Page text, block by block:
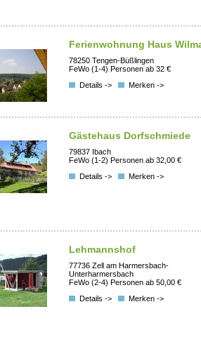
Ferienwohnung Haus
78250 Tengen-Büßlingen
FeWo (1-4) Personen ab 32 €
Details ->
Merken ->
Gästehaus Dorfschmiede
79837 Ibach
FeWo (1-2) Personen ab 32,00 €
Details ->
Merken ->
Lehmannshof
77736 Zell am Harmersbach-
Unterharmersbach
FeWo (2-4) Personen ab 50,00 €
Details ->
Merken ->